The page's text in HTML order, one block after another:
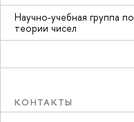
Научно-учебная группа по
теории чисел
КОНТАКТЫ